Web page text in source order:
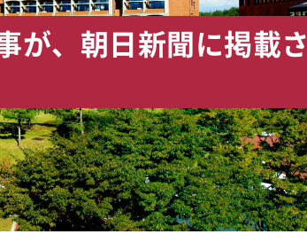
が、朝日新聞に掲載さ